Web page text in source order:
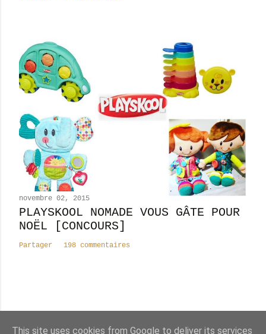
novembre 02, 2015
PLAYSKOOL NOMADE VOUS GÂTE POUR
NOËL [CONCOURS]
Partager 198 commentaires
This site uses cookies from Google to deliver its services